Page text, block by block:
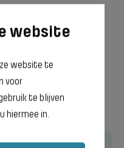
website te
voor
te blijven
hiermee in.